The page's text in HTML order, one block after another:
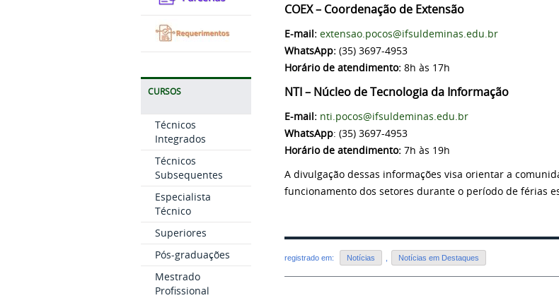
CURSOS
Técnicos
Integrados
Técnicos
Subsequentes
Especialista
Técnico
Superiores
Pós-graduações
Mestrado
Profissional
COEX – Coordenação de Extensão
E-mail: extensao.pocos@ifsuldeminas.edu.br
WhatsApp: (35) 3697-4953
Horário de atendimento: 8h às 17h
NTI – Núcleo de Tecnologia da Informação
E-mail: nti.pocos@ifsuldeminas.edu.br
WhatsApp: (35) 3697-4953
Horário de atendimento: 7h às 19h
A divulgação dessas informações visa orientar a
funcionamento dos setores durante o período de férias
registrado em: Notícias Notícias em Destaques